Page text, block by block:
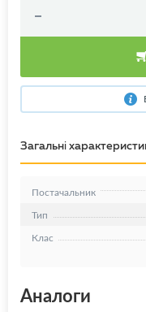
Загальні
Постачальник
Тип
Клас
Аналоги